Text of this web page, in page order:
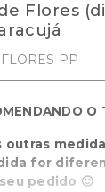
Flores
PP
O
outras
for
pedido 🙂